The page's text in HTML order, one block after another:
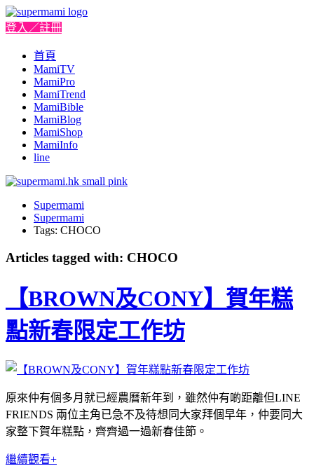
登入／註冊
首頁
MamiTV
MamiPro
MamiTrend
MamiBible
MamiBlog
MamiShop
MamiInfo
line
Supermami
Supermami
Tags: CHOCO
Articles tagged with: CHOCO
【BROWN及CONY】賀年糕
點新春限定工作坊
原來仲有個多月就已經農曆新年到，雖然仲有啲距離但LINE
FRIENDS 兩位主角已急不及待想同大家拜個早年，仲要同大
家整下賀年糕點，齊齊過一過新春佳節。
繼續觀看+